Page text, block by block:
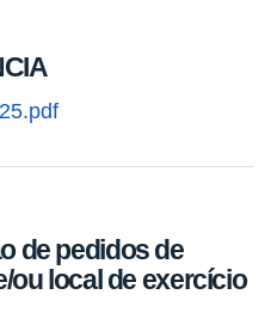
de pedidos de
ou local de exercício